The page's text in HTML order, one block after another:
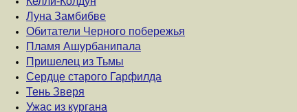
Луна Замбибве
Обитатели Черного побережья
Пламя Ашурбанипала
Пришелец из Тьмы
Сердце старого Гарфилда
Тень Зверя
Ужас из кургана